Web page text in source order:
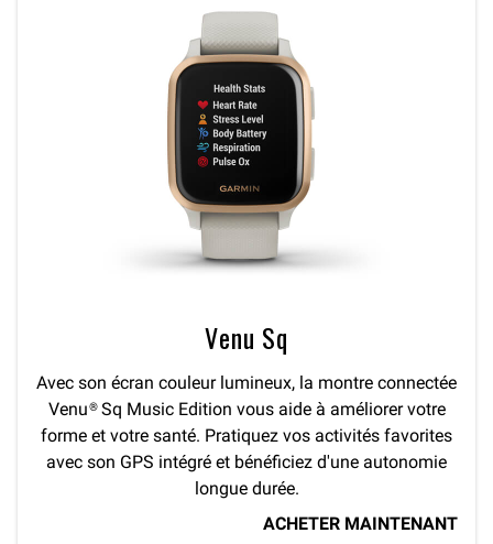
Venu Sq
Avec son écran couleur lumineux, la montre connectée
Venu® Sq Music Edition vous aide à améliorer votre
forme et votre santé. Pratiquez vos activités favorites
avec son GPS intégré et bénéficiez d'une autonomie
longue durée.
ACHETER MAINTENANT